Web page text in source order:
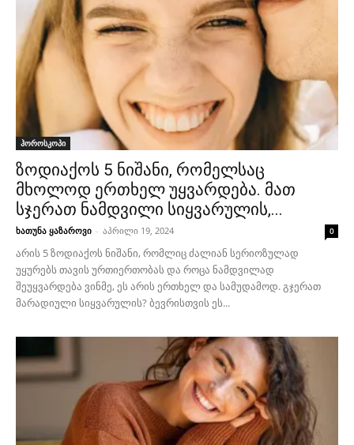
ჰოროსკოპი
ზოდიაქოს 5 ნიშანი, რომელსაც
მხოლოდ ერთხელ უყვარდება. მათ
სჯერათ ნამდვილი სიყვარულის,...
ხათუნა ყაზაროვი - აპრილი 19, 2024 0
არის 5 ზოდიაქოს ნიშანი, რომლიც ძალიან სერიოზულად
უყურებს თავის ურთიერთობას და როცა ნამდვილად
შეუყვარდება ვინმე, ეს არის ერთხელ და სამუდამოდ. გჯერათ
მარადიული სიყვარულის? ბევრისთვის ეს...